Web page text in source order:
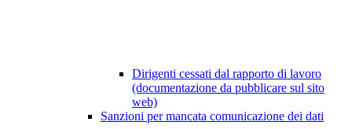
Dirigenti cessati dal rapporto di lavoro
(documentazione da pubblicare sul sito
web)
Sanzioni per mancata comunicazione dei dati